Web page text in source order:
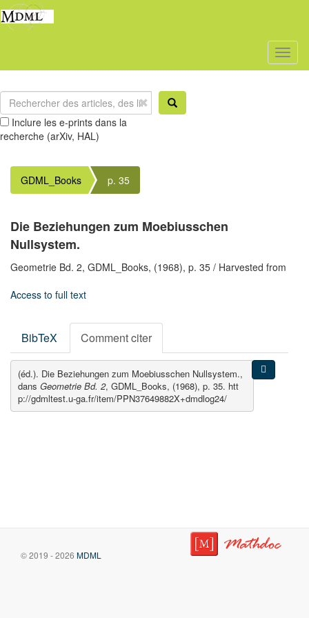
Inclure les e-prints dans la
recherche (arXiv, HAL)
GDML_Books p. 35
Die Beziehungen zum Moebiusschen
Nullsystem.
Geometrie Bd. 2, GDML_Books, (1968), p. 35 / Harvested from
Access to full text
BibTeX Comment citer
(éd.). Die Beziehungen zum Moebiusschen Nullsystem.,
dans Geometrie Bd. 2, GDML_Books, (1968), p. 35. htt
p://gdmltest.u-ga.fr/item/PPN37649882X+dmdlog24/
© 2019 - 2026 MDML